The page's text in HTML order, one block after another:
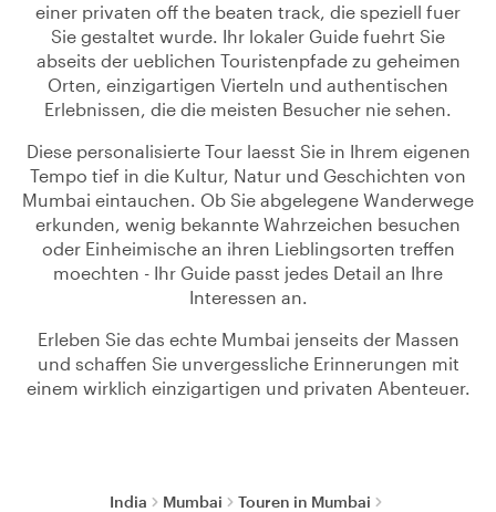
einer privaten off the beaten track, die speziell fuer
Sie gestaltet wurde. Ihr lokaler Guide fuehrt Sie
abseits der ueblichen Touristenpfade zu geheimen
Orten, einzigartigen Vierteln und authentischen
Erlebnissen, die die meisten Besucher nie sehen.
Diese personalisierte Tour laesst Sie in Ihrem eigenen
Tempo tief in die Kultur, Natur und Geschichten von
Mumbai eintauchen. Ob Sie abgelegene Wanderwege
erkunden, wenig bekannte Wahrzeichen besuchen
oder Einheimische an ihren Lieblingsorten treffen
moechten - Ihr Guide passt jedes Detail an Ihre
Interessen an.
Erleben Sie das echte Mumbai jenseits der Massen
und schaffen Sie unvergessliche Erinnerungen mit
einem wirklich einzigartigen und privaten Abenteuer.
India Mumbai
Touren in Mumbai